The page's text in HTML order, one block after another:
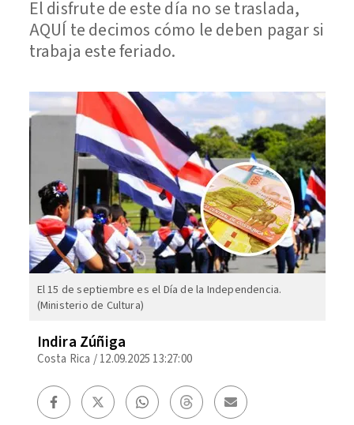
El disfrute de este día no se traslada,
AQUÍ te decimos cómo le deben pagar si
trabaja este feriado.
El 15 de septiembre es el Día de la Independencia.
(Ministerio de Cultura)
Indira Zúñiga
Costa Rica /12.09.2025 13:27:00